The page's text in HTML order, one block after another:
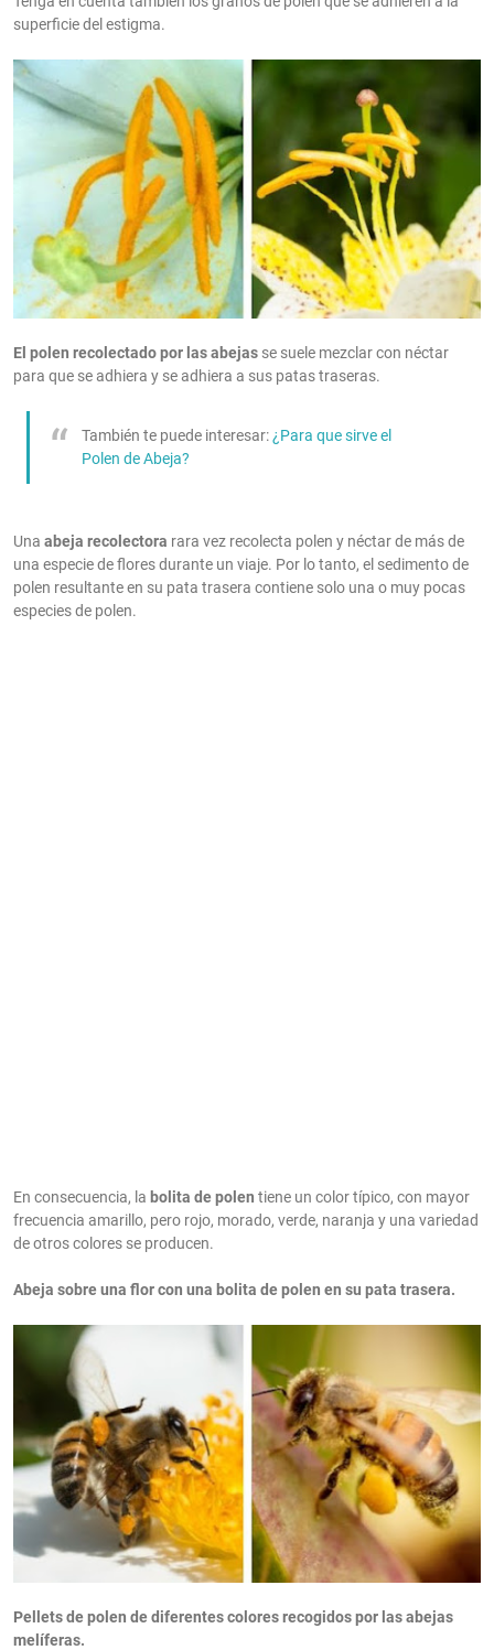
superficie del estigma.
El polen recolectado por las abejas se suele mezclar con néctar
para que se adhiera y se adhiera a sus patas traseras.
También te puede interesar:¿Para que sirve el
Polen de Abeja?
Una abeja recolectora rara vez recolecta polen y néctar de más de
una especie de flores durante un viaje. Por lo tanto, el sedimento de
polen resultante en su pata trasera contiene solo una o muy pocas
especies de polen.
En consecuencia, la bolita de polen tiene un color típico, con mayor
frecuencia amarillo, pero rojo, morado, verde, naranja y una variedad
de otros colores se producen.
Abeja sobre una flor con una bolita de polen en su pata trasera.
Pellets de polen de diferentes colores recogidos por las abejas
melíferas.